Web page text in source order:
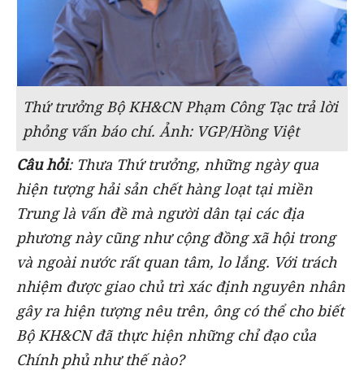
Thứ trưởng Bộ KH&CN Phạm Công Tạc trả lời
phỏng vấn báo chí. Ảnh: VGP/Hồng Việt
Câu hỏi: Thưa Thứ trưởng, những ngày qua
hiện tượnghải sản chết hàng loạt tại miền
Trung là vấn đề mà người dân tại các địa
phương này cũng như cộng đồng xã hội trong
và ngoài nước rất quan tâm, lo lắng. Với trách
nhiệm được giao chủ trì xác định nguyên nhân
gây ra hiện tượng nêu trên, ông có thể cho biết
Bộ KH&CN đã thực hiện những chỉ đạo của
Chính phủ như thế nào?